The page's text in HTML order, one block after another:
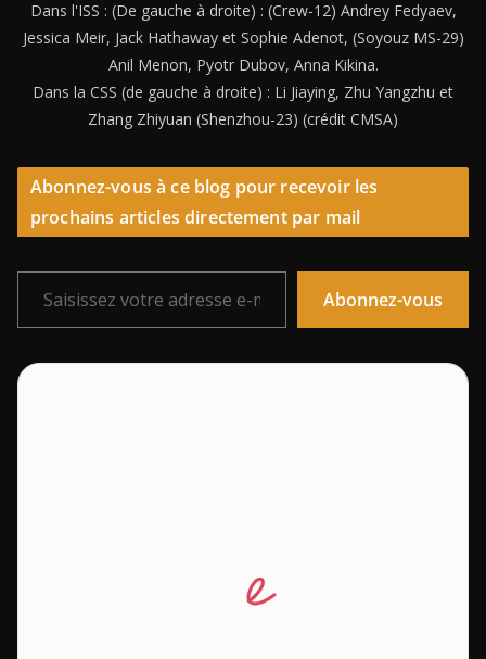
Dans l'ISS : (De gauche à droite) : (Crew-12) Andrey Fedyaev,
Jessica Meir, Jack Hathaway et Sophie Adenot, (Soyouz MS-29)
Anil Menon, Pyotr Dubov, Anna Kikina.
Dans la CSS (de gauche à droite) : Li Jiaying, Zhu Yangzhu et
Zhang Zhiyuan (Shenzhou-23) (crédit CMSA)
Abonnez-vous à ce blog pour recevoir les
prochains articles directement par mail
Saisissez votre adresse e-mail…
Abonnez-vous